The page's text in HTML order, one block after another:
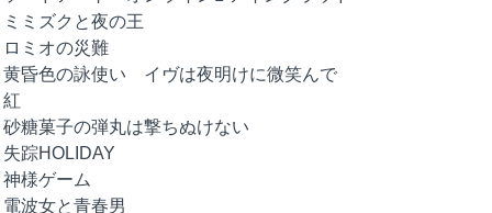
ミミズクと夜の王
ロミオの災難
黄昏色の詠使い イヴは夜明けに微笑んで
紅
砂糖菓子の弾丸は撃ちぬけない
失踪HOLIDAY
神様ゲーム
電波女と青春男